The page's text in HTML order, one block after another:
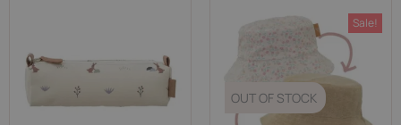
Sale!
OUT OF STOCK